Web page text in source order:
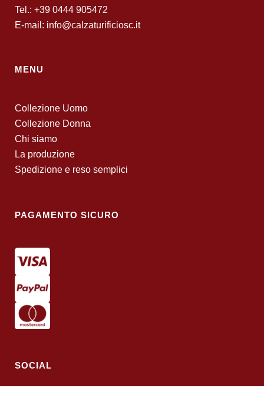
Tel.: +39 0444 905472
E-mail: info@calzaturificiosc.it
MENU
Collezione Uomo
Collezione Donna
Chi siamo
La produzione
Spedizione e reso semplici
PAGAMENTO SICURO
SOCIAL